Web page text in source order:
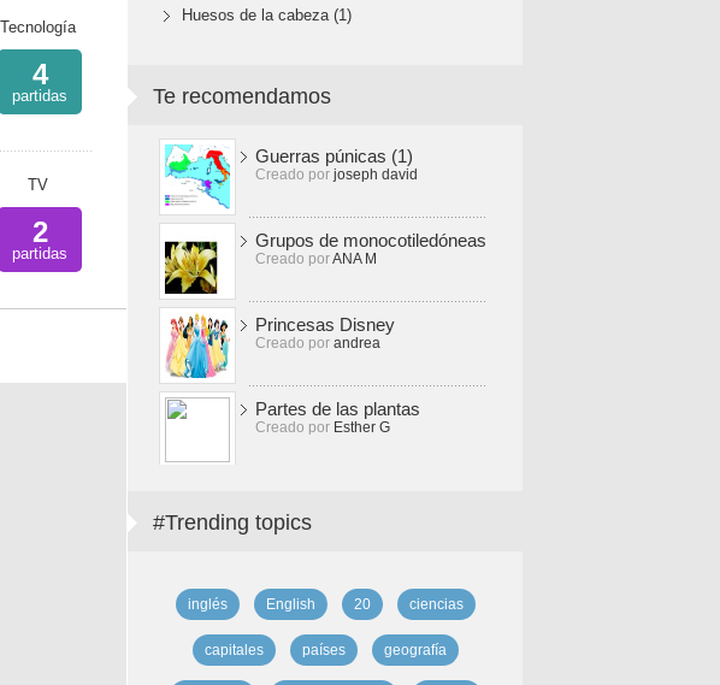
Tecnología
4
partidas
TV
2
partidas
Huesos de la cabeza (1)
Te recomendamos
Guerras púnicas (1)
Creado por joseph david
Grupos de monocotiledóneas
Creado porANA M
Princesas Disney
Creado por andrea
Partes de las plantas
Creado por Esther G
#Trending topics
inglés English 20 ciencias
capitales países geografía